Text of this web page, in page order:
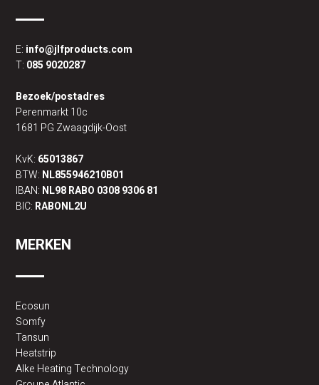
E: info@jlfproducts.com
T: 085 9020287
Bezoek/postadres
Perenmarkt 10c
1681 PG Zwaagdijk-Oost
KvK: 65013867
BTW: NL855946210B01
IBAN: NL98 RABO 0308 9306 81
BIC: RABONL2U
MERKEN
Ecosun
Somfy
Tansun
Heatstrip
Alke Heating Technology